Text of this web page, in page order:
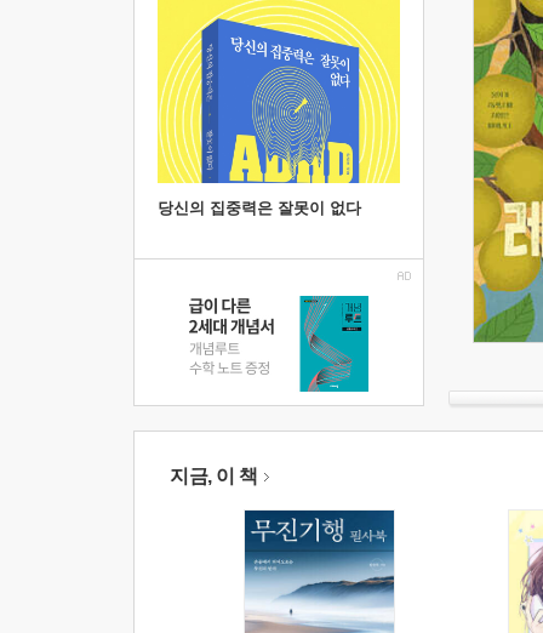
당신의 집중력은 잘못이 없다
지금, 이 책